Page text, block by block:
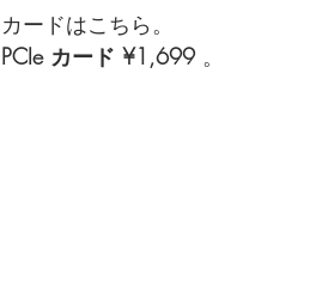
カードはこちら。
PCIe カード ¥1,699 。